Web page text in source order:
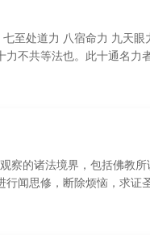
至处道力 八宿命力 九天
不共等法也。此十通名力
察的诸法境界，包括佛教
闻思修，断除烦恼，求